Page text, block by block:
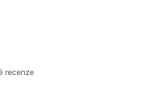
recenze